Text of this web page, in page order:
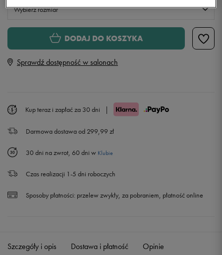
Wybierz rozmiar
Rozmiary EU Rozmiary US
35-38
43-46
DODAJ DO KOSZYKA
Sprawdź dostępność w salonach
Kup teraz i zapłać za 30 dni |
Darmowa dostawa od 299,99 zł
30 dni na zwrot, 60 dni w Klubie
Czas realizacji 1-5 dni roboczych
Sposoby płatności: przelew zwykły, za pobraniem, płatność online
Szczegóły i opis Dostawa i płatność Opinie